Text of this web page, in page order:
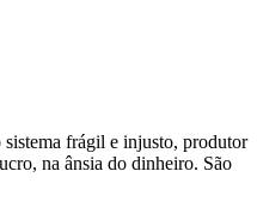
frágil e injusto, produtor
na ânsia do dinheiro. São